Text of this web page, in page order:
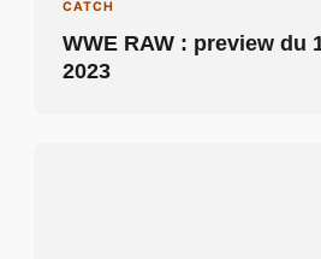
CATCH
WWE RAW : preview du
2023